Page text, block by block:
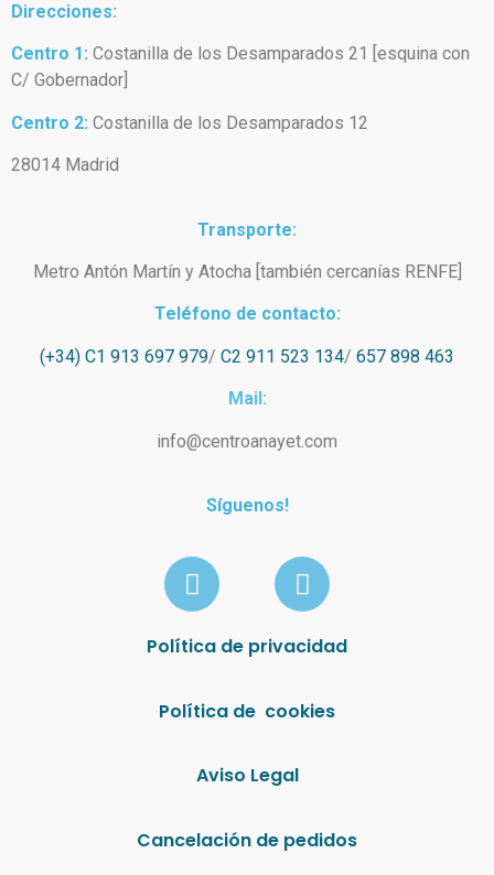
Direcciones:
Centro 1: Costanilla de los Desamparados 21 [esquina con
C/ Gobernador]
Centro 2: Costanilla de los Desamparados 12
28014 Madrid
Transporte:
Metro Antón Martín y Atocha [también cercanías RENFE]
Teléfono de contacto:
(+34) C1 913 697 979/ C2 911 523 134/ 657 898 463
Mail:
info@centroanayet.com
Síguenos!
Política de privacidad
Política de cookies
Aviso Legal
Cancelación de pedidos